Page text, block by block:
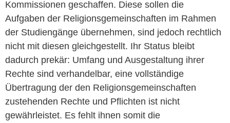
Kommissionen geschaffen. Diese sollen die
Aufgaben der Religionsgemeinschaften im Rahmen
der Studiengänge übernehmen, sind jedoch rechtlich
nicht mit diesen gleichgestellt. Ihr Status bleibt
dadurch prekär: Umfang und Ausgestaltung ihrer
Rechte sind verhandelbar, eine vollständige
Übertragung der den Religionsgemeinschaften
zustehenden Rechte und Pflichten ist nicht
gewährleistet. Es fehlt ihnen somit die